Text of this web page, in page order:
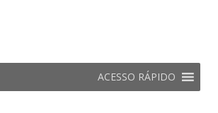
ACESSO RÁPIDO